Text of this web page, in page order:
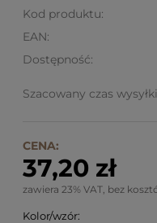
Kod produktu:
EAN:
Dostępność:
Szacowany czas
CENA:
37,20 zł
zawiera 23% VAT, bez
Kolor/wzór: